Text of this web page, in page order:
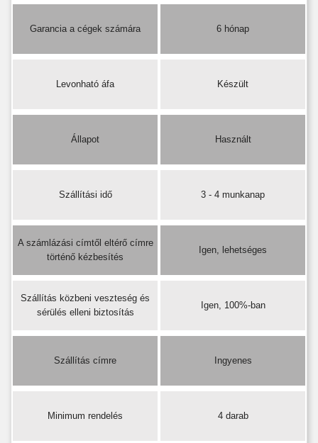
Garancia a cégek számára 6 hónap
Levonható áfa Készült
Állapot Használt
Szállítási idő 3 - 4 munkanap
A számlázási címtől eltérő címre
történő kézbesítés
Igen, lehetséges
Szállítás közbeni veszteség és
sérülés elleni biztosítás
Igen, 100%-ban
Szállítás címre Ingyenes
Minimum rendelés 4 darab